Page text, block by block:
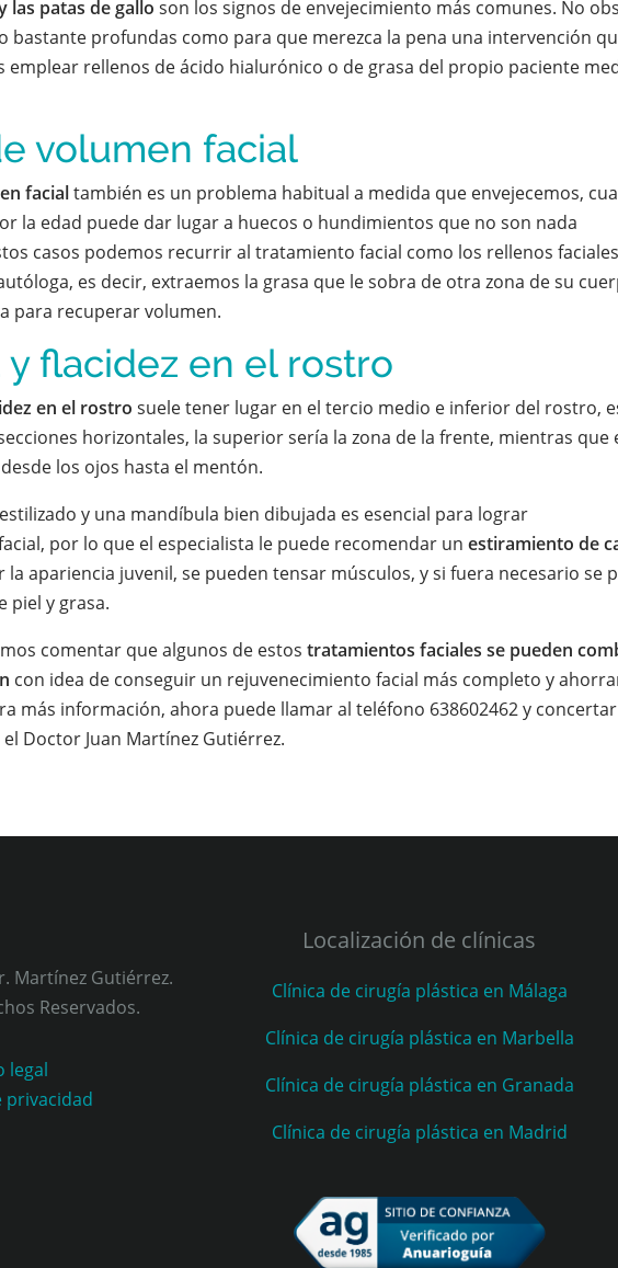
las patas de gallo son los signos de envejecimiento más comunes. No
bastante profundas como para que merezca la pena una intervención
emplear rellenos de ácido hialurónico o de grasa del propio paciente
volumen facial
facialtambién es un problema habitual a medida que envejecemos,
la edad puede dar lugar a huecos o hundimientos que no son nada
casos podemos recurrir al tratamiento facial como los rellenos
es decir, extraemos la grasa que le sobra de otra zona de su
para recuperar volumen.
y flacidez en el rostro
en el rostro suele tener lugar en el tercio medio e inferior del rostro,
horizontales, la superior sería la zona de la frente, mientras que
los ojos hasta el mentón.
y una mandíbula bien dibujada es esencial para lograr
por lo que el especialista le puede recomendar unestiramiento de
la apariencia juvenil, se pueden tensar músculos, y si fuera necesario se
piel y grasa.
comentar que algunos de estostratamientos faciales se pueden
con idea de conseguir un rejuvenecimiento facial más completo y
más información, ahora puede llamar al teléfono 638602462 y
Doctor Juan Martínez Gutiérrez.
Martínez Gutiérrez.
Reservados.
legal
privacidad
Localización de clínicas
Clínica de cirugía plástica en Málaga
Clínica de cirugía plástica en Marbella
Clínica de cirugía plástica en Granada
Clínica de cirugía plástica en Madrid